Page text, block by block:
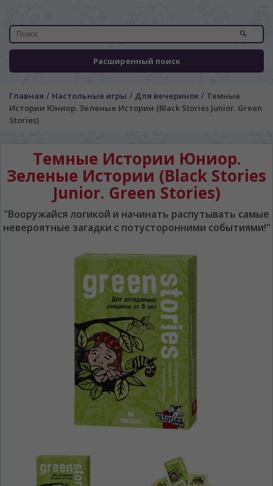
Расширенный поиск
Главная / Настольные игры / Для вечеринок / Темные
Истории Юниор. Зеленые Истории (Black Stories Junior. Green
Stories)
Темные Истории Юниор.
Зеленые Истории (Black Stories
Junior. Green Stories)
"Вооружайся логикой и начинать распутывать самые
невероятные загадки с потусторонними событиями!"